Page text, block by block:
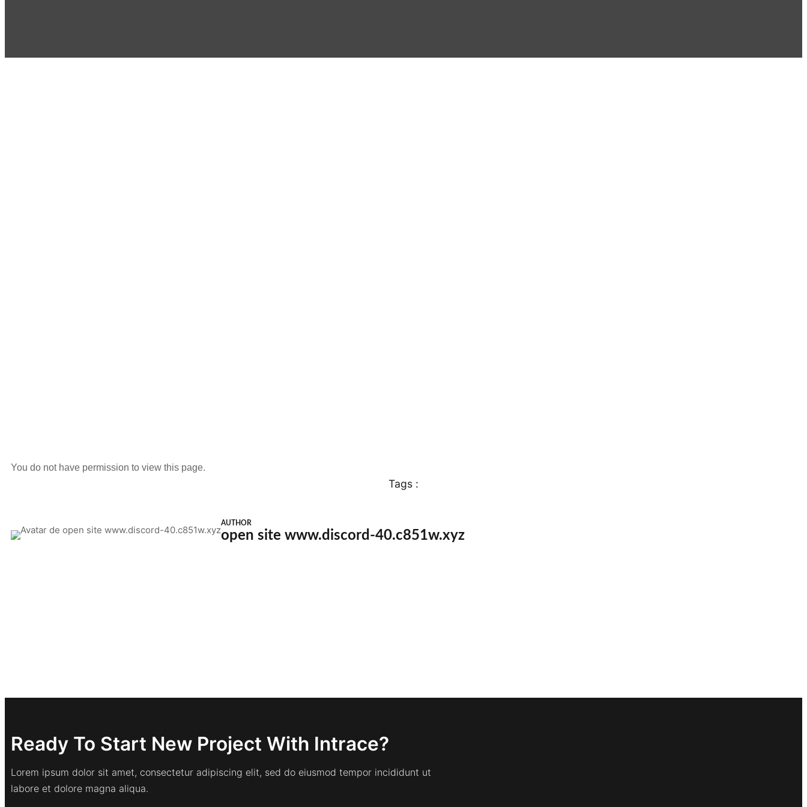
You do not have permission to view this page.
Tags :
AUTHOR
open site www.discord-40.c851w.xyz
Ready To Start New Project With Intrace?
Lorem ipsum dolor sit amet, consectetur adipiscing elit, sed do eiusmod tempor incididunt ut
labore et dolore magna aliqua.